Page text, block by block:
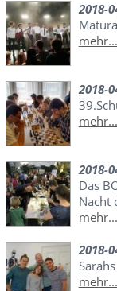
2018-
mehr...
2018-
mehr...
2018-
Das
Nacht
mehr...
2018-
mehr...